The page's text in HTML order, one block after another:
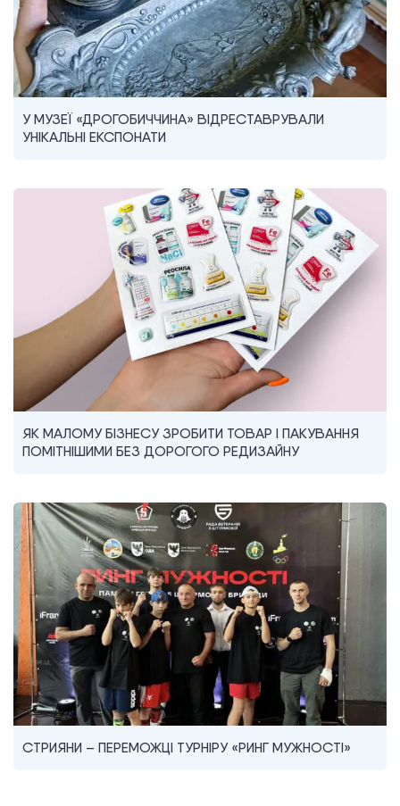
У МУЗЕЇ «ДРОГОБИЧЧИНА» ВІДРЕСТАВРУВАЛИ
УНІКАЛЬНІ ЕКСПОНАТИ
ЯК МАЛОМУ БІЗНЕСУ ЗРОБИТИ ТОВАР І ПАКУВАННЯ
ПОМІТНІШИМИ БЕЗ ДОРОГОГО РЕДИЗАЙНУ
СТРИЯНИ – ПЕРЕМОЖЦІ ТУРНІРУ «РИНГ МУЖНОСТІ»